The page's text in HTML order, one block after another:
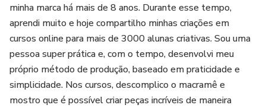
minha marca há mais de 8 anos. Durante esse tempo,
aprendi muito e hoje compartilho minhas criações em
cursos online para mais de 3000 alunas criativas. Sou uma
pessoa super prática e, com o tempo, desenvolvi meu
próprio método de produção, baseado em praticidade e
simplicidade. Nos cursos, descomplico o macramê e
mostro que é possível criar peças incríveis de maneira